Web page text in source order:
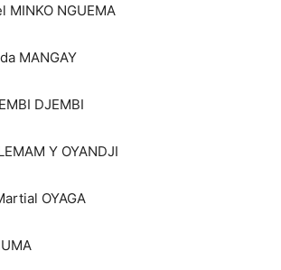
MINKO NGUEMA
MANGAY
DJEMBI
Y OYANDJI
OYAGA